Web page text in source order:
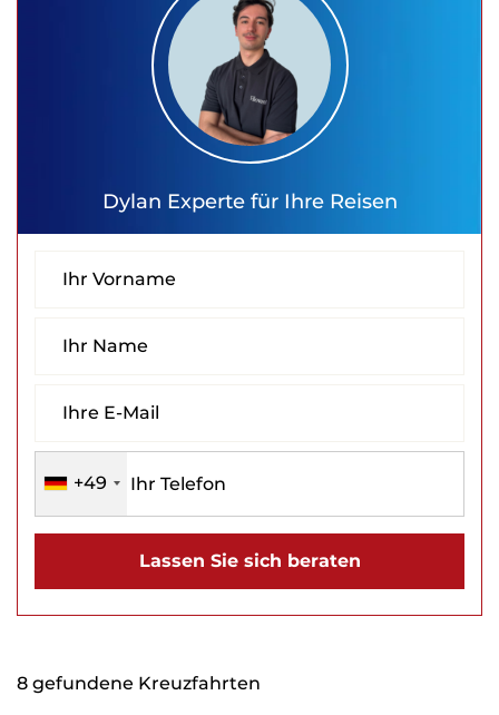
Dylan Experte für Ihre Reisen
+49
Lassen Sie sich beraten
8 gefundene Kreuzfahrten